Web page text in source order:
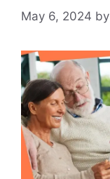
May 6, 2024 by